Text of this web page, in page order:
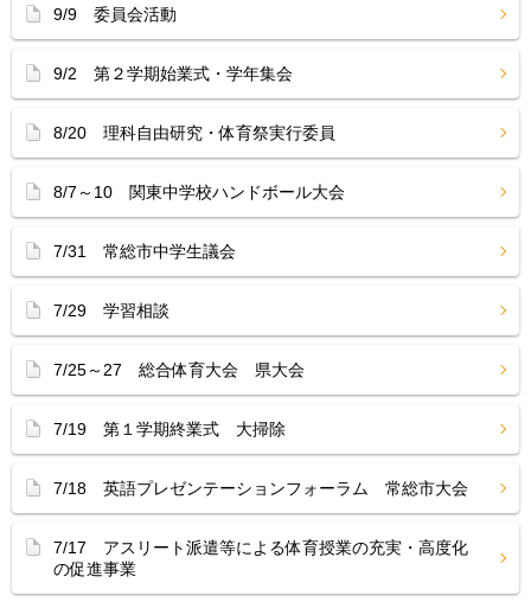
9/9 委員会活動
9/2 第２学期始業式・学年集会
8/20 理科自由研究・体育祭実行委員
8/7～10 関東中学校ハンドボール大会
7/31 常総市中学生議会
7/29 学習相談
7/25～27 総合体育大会 県大会
7/19 第１学期終業式 大掃除
7/18 英語プレゼンテーションフォーラム 常総市大会
7/17 アスリート派遣等による体育授業の充実・高度化
の促進事業